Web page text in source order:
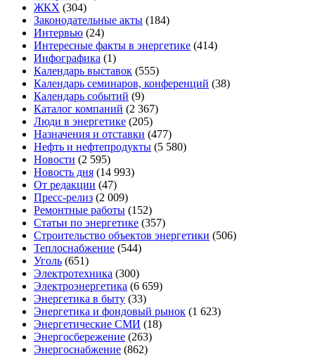
ЖКХ (304)
Законодательные акты (184)
Интервью (24)
Интересные факты в энергетике (414)
Инфографика (1)
Календарь выставок (555)
Календарь семинаров, конференций (38)
Календарь событий (9)
Каталог компаний (2 367)
Люди в энергетике (205)
Назначения и отставки (477)
Нефть и нефтепродукты (5 580)
Новости (2 595)
Новость дня (14 993)
От редакции (47)
Пресс-релиз (2 009)
Ремонтные работы (152)
Статьи по энергетике (357)
Строительство объектов энергетики (506)
Теплоснабжение (544)
Уголь (651)
Электротехника (300)
Электроэнергетика (6 659)
Энергетика в быту (33)
Энергетика и фондовый рынок (1 623)
Энергетические СМИ (18)
Энергосбережение (263)
Энергоснабжение (862)